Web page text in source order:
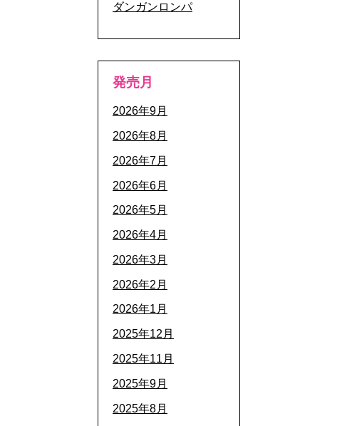
ダンガンロンパ
発売月
2026年9月
2026年8月
2026年7月
2026年6月
2026年5月
2026年4月
2026年3月
2026年2月
2026年1月
2025年12月
2025年11月
2025年9月
2025年8月